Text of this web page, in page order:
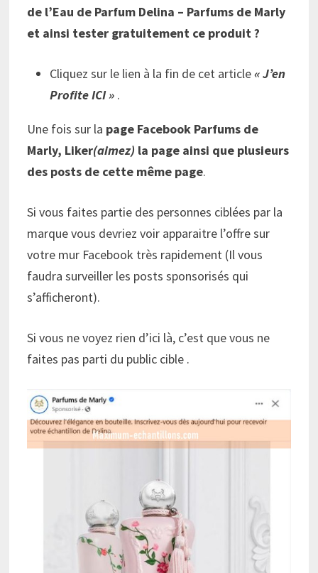
de l’Eau de Parfum Delina – Parfums de Marly
et ainsi tester gratuitement ce produit ?
Cliquez sur le lien à la fin de cet article« J’en
Profite ICI ».
Une fois sur la page Facebook Parfums de
Marly, Liker(aimez) la page ainsi que plusieurs
des posts de cette même page.
Si vous faites partie des personnes ciblées par la
marque vous devriez voir apparaitre l’offre sur
votre mur Facebook très rapidement (Il vous
faudra surveiller les posts sponsorisés qui
s’afficheront).
Si vous ne voyez rien d’ici là, c’est que vous ne
faites pas parti du public cible .